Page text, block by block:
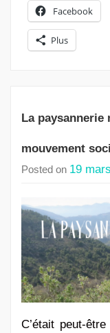
Facebook
Plus
La paysannerie
mouvement
Posted on 19
C’était peut-